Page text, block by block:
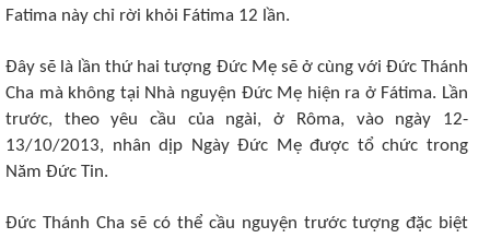
Fatima này chỉ rời khỏi Fátima 12 lần.
Đây sẽ là lần thứ hai tượng Đức Mẹ sẽ ở cùng với Đức Thánh
Cha mà không tại Nhà nguyện Đức Mẹ hiện ra ở Fátima. Lần
trước, theo yêu cầu của ngài, ở Rôma, vào ngày 12-
13/10/2013, nhân dịp Ngày Đức Mẹ được tổ chức trong
Năm Đức Tin.
Đức Thánh Cha sẽ có thể cầu nguyện trước tượng đặc biệt